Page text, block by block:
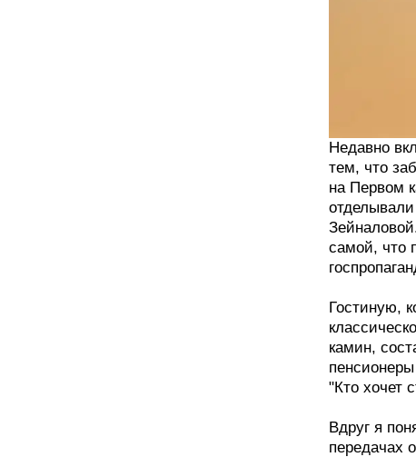
Недавно
тем, что
на Первом
самой, что
Гостиную,
камин,
"Кто хочет
Вдруг я
передачах